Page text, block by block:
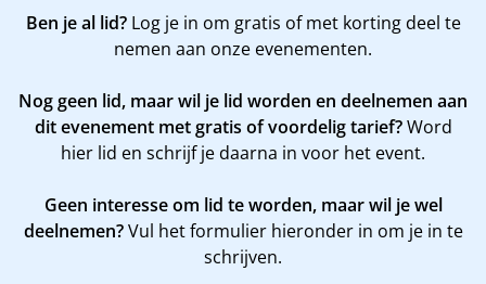
Ben je al lid?Log je in om gratis of met korting deel te
nemen aan onze evenementen.
Nog geen lid, maar wil je lid worden en deelnemen aan
dit evenement met gratis of voordelig tarief?Word
hier lid en schrijf je daarna in voor het event.
Geen interesse om lid te worden, maar wil je wel
deelnemen?Vul het formulier hieronder in om je in te
schrijven.